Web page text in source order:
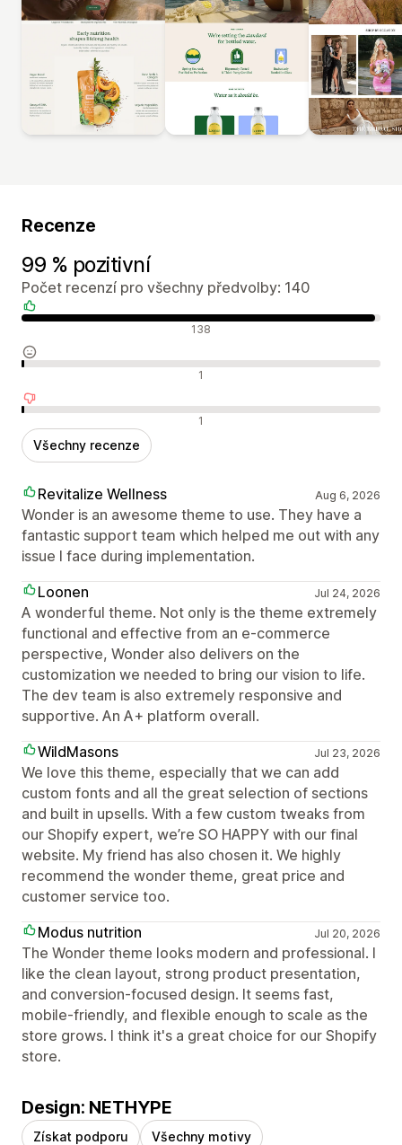
Recenze
99 % pozitivní
Počet recenzí pro všechny předvolby: 140
Pozitivní recenze 138
Neutrální recenze 1
Negativní recenze 1
Všechny recenze
Revitalize Wellness Aug 6, 2026
Wonder is an awesome theme to use. They have a
fantastic support team which helped me out with any
issue I face during implementation.
Loonen
Jul 24, 2026
A wonderful theme. Not only is the theme extremely
functional and effective from an e-commerce
perspective, Wonder also delivers on the
customization we needed to bring our vision to life.
The dev team is also extremely responsive and
supportive. An A+ platform overall.
WildMasons
Jul 23, 2026
We love this theme, especially that we can add
custom fonts and all the great selection of sections
and built in upsells. With a few custom tweaks from
our Shopify expert, we’re SO HAPPY with our final
website. My friend has also chosen it. We highly
recommend the wonder theme, great price and
customer service too.
Modus nutrition
Jul 20, 2026
The Wonder theme looks modern and professional. I
like the clean layout, strong product presentation,
and conversion-focused design. It seems fast,
mobile-friendly, and flexible enough to scale as the
store grows. I think it's a great choice for our Shopify
store.
Design: NETHYPE
Získat podporu Všechny motivy